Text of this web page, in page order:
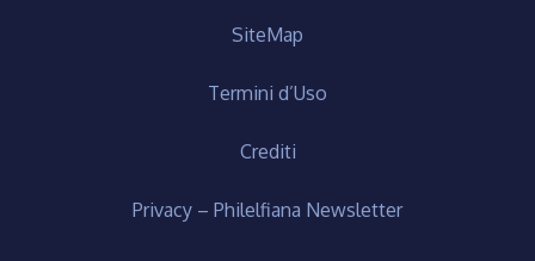
SiteMap
Termini d’Uso
Crediti
Privacy – Philelfiana Newsletter